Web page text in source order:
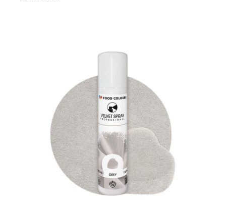
PODKŁADY /PRZEKŁADKI/WSPORNIKI/BANKETÓWKI